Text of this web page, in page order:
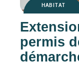
HABITAT
permis